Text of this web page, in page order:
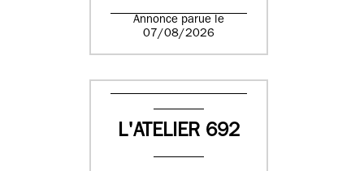
Annonce parue le
07/08/2026
L'ATELIER 692